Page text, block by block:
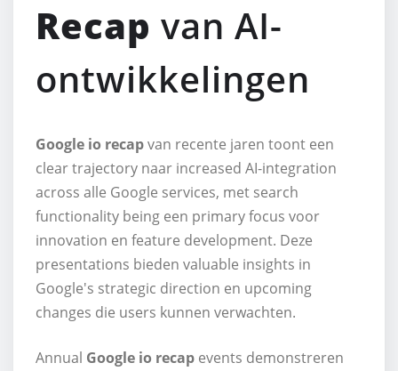
Recap van AI-
ontwikkelingen
Google io recapvan recente jaren toont een
clear trajectory naar increased AI-integration
across alle Google services, met search
functionality being een primary focus voor
innovation en feature development. Deze
presentations bieden valuable insights in
Google's strategic direction en upcoming
changes die users kunnen verwachten.
Annual Google io recap events demonstreren